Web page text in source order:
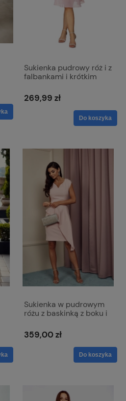
Sukienka pudrowy róż i z
falbankami i krótkim
269,99 zł
Do koszyka
Sukienka w pudrowym
różu z baskinką z boku i
Victoria
359,00 zł
Do koszyka